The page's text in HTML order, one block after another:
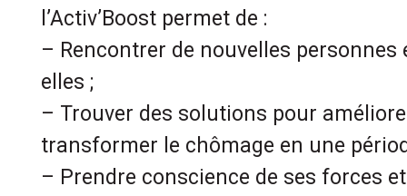
l’Activ’Boost permet de :
– Rencontrer de nouvelles personnes
elles ;
– Trouver des solutions pour
transformer le chômage en une
– Prendre conscience de ses forces